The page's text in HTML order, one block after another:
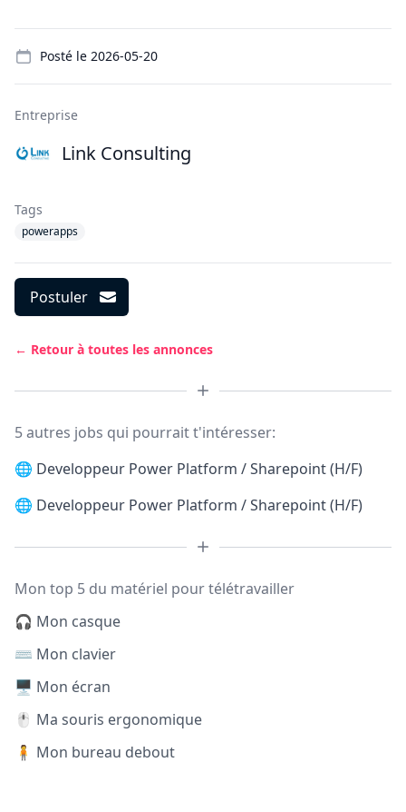
Posté le 2026-05-20
Entreprise
Link Consulting
Tags
powerapps
Postuler
← Retour à toutes les annonces
5 autres jobs qui pourrait t'intéresser:
🌐 Developpeur Power Platform / Sharepoint (H/F)
🌐 Developpeur Power Platform / Sharepoint (H/F)
Mon top 5 du matériel pour télétravailler
🎧 Mon casque
⌨️ Mon clavier
🖥️ Mon écran
🖱️ Ma souris ergonomique
🧍 Mon bureau debout